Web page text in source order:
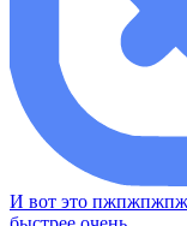
И вот это